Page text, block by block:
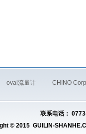
oval流量计
CHINO
联系电话：
© 2015 GUILIN-